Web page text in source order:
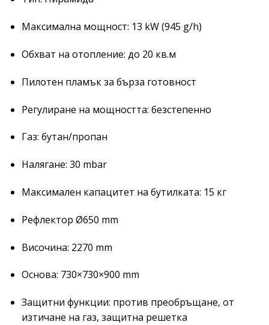
Максимална мощност: 13 kW (945 g/h)
Обхват на отопление: до 20 кв.м
Пилотен пламък за бърза готовност
Регулиране на мощността: безстепенно
Газ: бутан/пропан
Налягане: 30 mbar
Максимален капацитет на бутилката: 15 кг
Рефлектор Ø650 mm
Височина: 2270 mm
Основа: 730×730×900 mm
Защитни функции: против преобръщане, от
изтичане на газ, защитна решетка